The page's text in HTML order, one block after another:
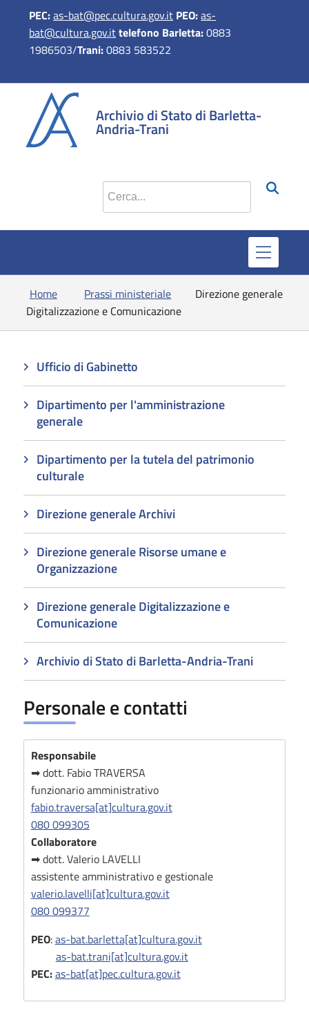
PEC:as-bat@pec.cultura.gov.it PEO:as-
bat@cultura.gov.ittelefono Barletta:0883
1986503/Trani:0883 583522
Archivio di Stato di Barletta-
Andria-Trani
Cerca nel sito
Home Prassi ministeriale
Direzione generale
Digitalizzazione e Comunicazione
Ufficio di Gabinetto
Dipartimento per l'amministrazione
generale
Dipartimento per la tutela del patrimonio
culturale
Direzione generale Archivi
Direzione generale Risorse umane e
Organizzazione
Direzione generale Digitalizzazione e
Comunicazione
Archivio di Stato di Barletta-Andria-Trani
Personale e contatti
Responsabile
➡ dott. Fabio TRAVERSA
funzionario amministrativo
fabio.traversa[at]cultura.gov.it
080 099305
Collaboratore
➡ dott. Valerio LAVELLI
assistente amministrativo e gestionale
valerio.lavelli[at]cultura.gov.it
080 099377
PEO:as-bat.barletta[at]cultura.gov.it
as-bat.trani[at]cultura.gov.it
PEC:as-bat[at]pec.cultura.gov.it